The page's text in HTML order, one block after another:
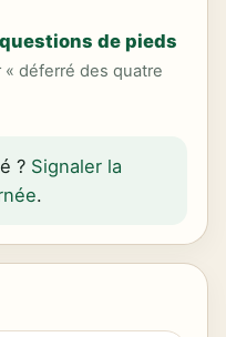
de pieds
déferré des quatre
? Signaler la
.